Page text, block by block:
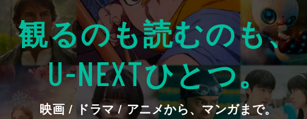
観るのも読むのも、
U-NEXTひとつ。
映画 / ドラマ / アニメから、マンガまで。